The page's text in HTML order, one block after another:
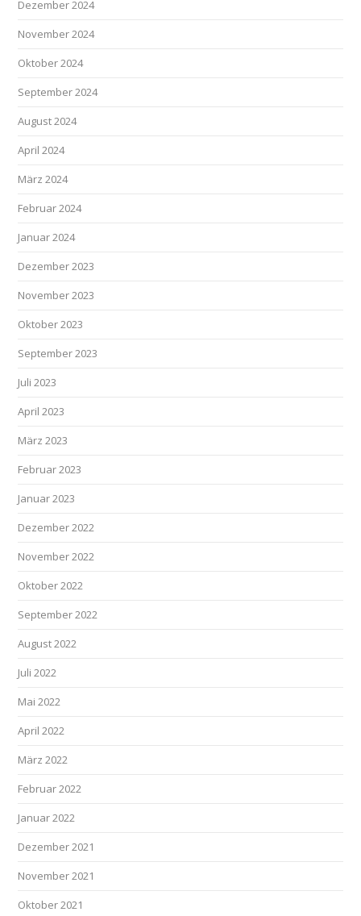
Dezember 2024
November 2024
Oktober 2024
September 2024
August 2024
April 2024
März 2024
Februar 2024
Januar 2024
Dezember 2023
November 2023
Oktober 2023
September 2023
Juli 2023
April 2023
März 2023
Februar 2023
Januar 2023
Dezember 2022
November 2022
Oktober 2022
September 2022
August 2022
Juli 2022
Mai 2022
April 2022
März 2022
Februar 2022
Januar 2022
Dezember 2021
November 2021
Oktober 2021